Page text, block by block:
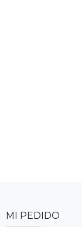
MI PEDIDO